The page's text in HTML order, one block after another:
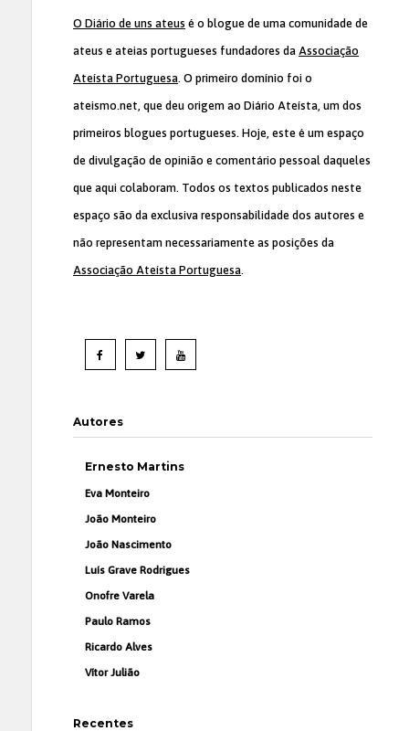
O Diário de uns ateus é o blogue de uma comunidade de
ateus e ateias portugueses fundadores da Associação
Ateísta Portuguesa. O primeiro domínio foi o
ateismo.net, que deu origem ao Diário Ateísta, um dos
primeiros blogues portugueses. Hoje, este é um espaço
de divulgação de opinião e comentário pessoal daqueles
que aqui colaboram. Todos os textos publicados neste
espaço são da exclusiva responsabilidade dos autores e
não representam necessariamente as posições da
Associação Ateísta Portuguesa.
Autores
Ernesto Martins
Eva Monteiro
João Monteiro
João Nascimento
Luís Grave Rodrigues
Onofre Varela
Paulo Ramos
Ricardo Alves
Vítor Julião
Recentes